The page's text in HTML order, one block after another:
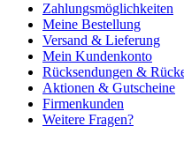
Zahlungsmöglichkeiten
Meine Bestellung
Versand & Lieferung
Mein Kundenkonto
Rücksendungen &
Aktionen & Gutscheine
Firmenkunden
Weitere Fragen?